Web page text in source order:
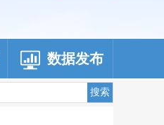
数据发布